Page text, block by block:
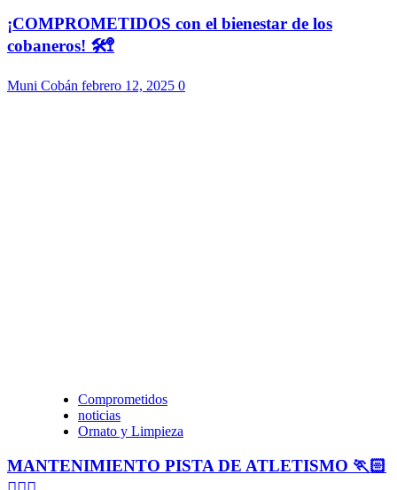
¡COMPROMETIDOS con el bienestar de los
cobaneros! 🛠️🚏
Muni Cobán febrero 12, 2025 0
Comprometidos
noticias
Ornato y Limpieza
MANTENIMIENTO PISTA DE ATLETISMO 🏃🏻